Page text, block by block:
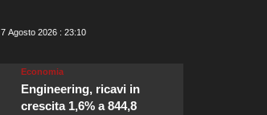
7 Agosto 2026 : 23:10
Economia
Engineering, ricavi in
crescita 1,6% a 844,8